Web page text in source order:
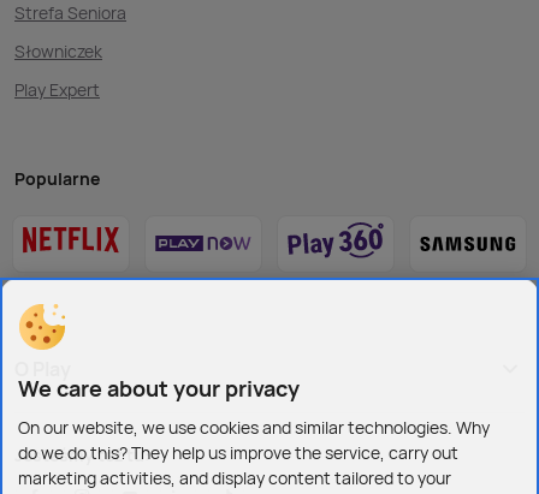
Strefa Seniora
Słowniczek
Play Expert
Popularne
Jesteśmy też tu:
We care about your privacy
On our website, we use cookies and similar technologies. Why
do we do this? They help us improve the service, carry out
marketing activities, and display content tailored to your